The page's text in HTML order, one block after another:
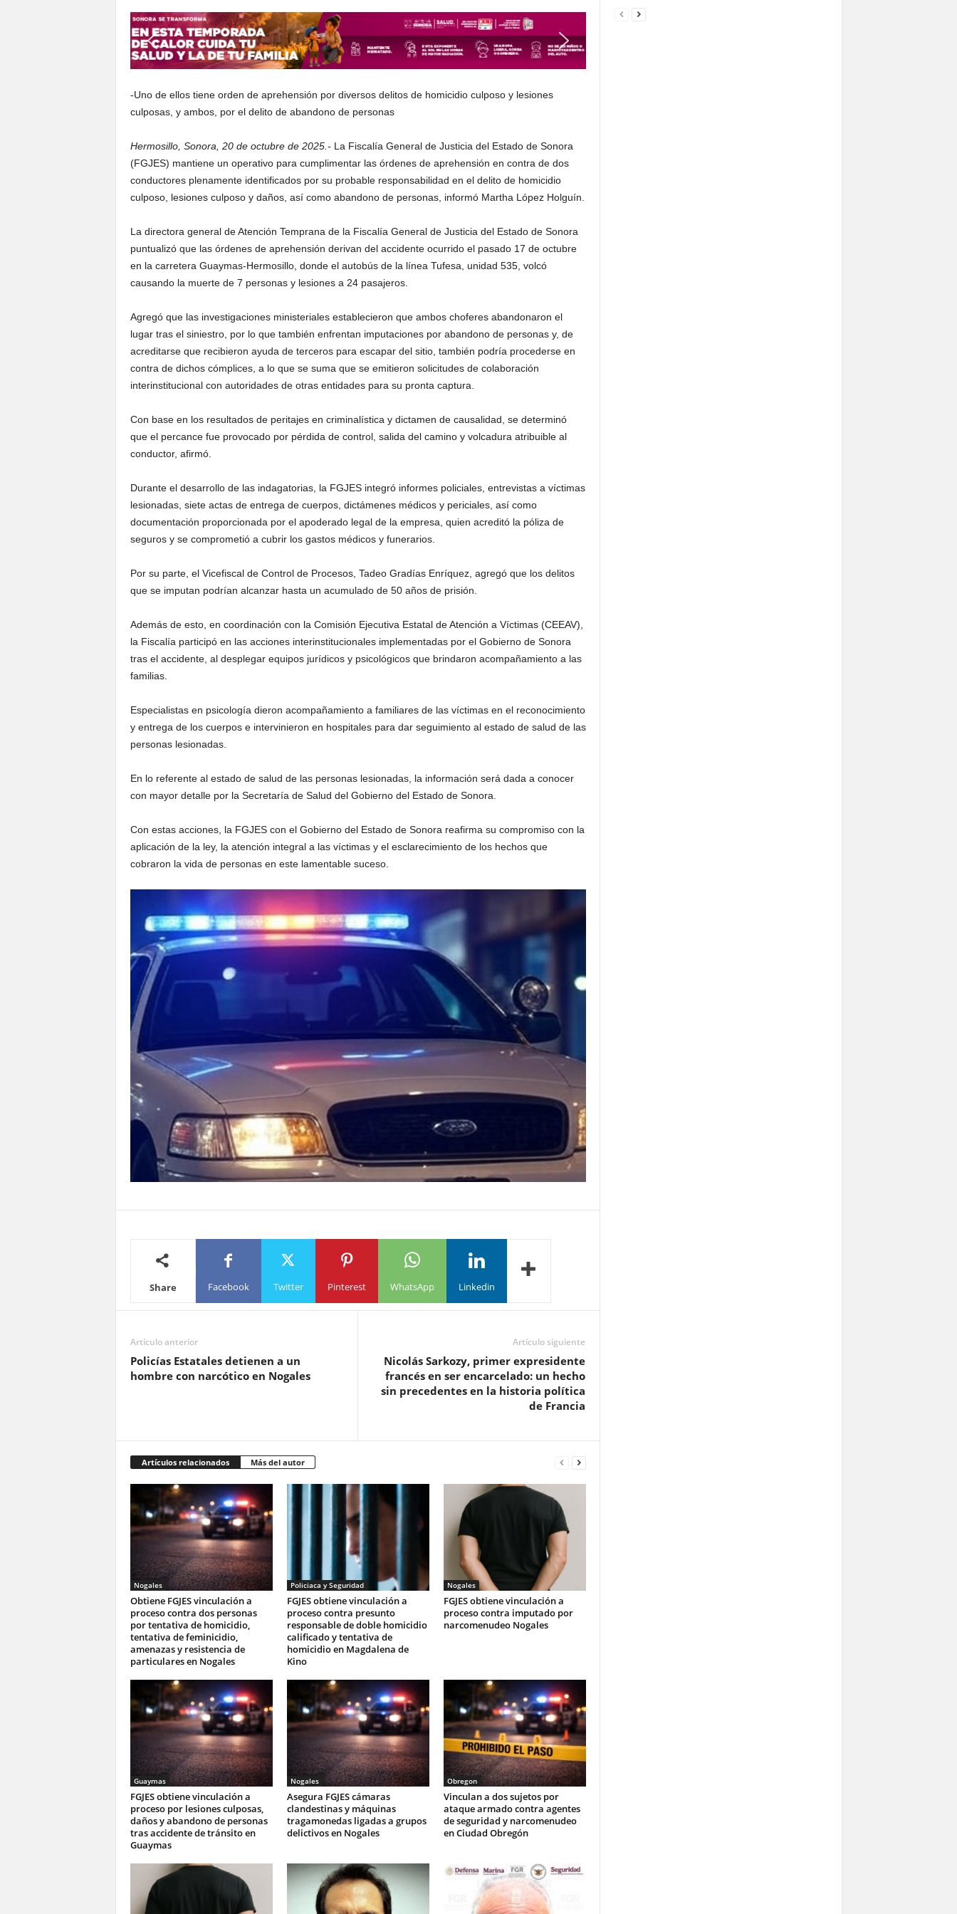
-Uno de ellos tiene orden de aprehensión por diversos delitos de homicidio culposo y lesiones
culposas, y ambos, por el delito de abandono de personas
Hermosillo, Sonora, 20 de octubre de 2025.-La Fiscalía General de Justicia del Estado de Sonora
(FGJES) mantiene un operativo para cumplimentar las órdenes de aprehensión en contra de dos
conductores plenamente identificados por su probable responsabilidad en el delito de homicidio
culposo, lesiones culposo y daños, así como abandono de personas, informó Martha López Holguín.
La directora general de Atención Temprana de la Fiscalía General de Justicia del Estado de Sonora
puntualizó que las órdenes de aprehensión derivan del accidente ocurrido el pasado 17 de octubre
en la carretera Guaymas-Hermosillo, donde el autobús de la línea Tufesa, unidad 535, volcó
causando la muerte de 7 personas y lesiones a 24 pasajeros.
Agregó que las investigaciones ministeriales establecieron que ambos choferes abandonaron el
lugar tras el siniestro, por lo que también enfrentan imputaciones por abandono de personas y, de
acreditarse que recibieron ayuda de terceros para escapar del sitio, también podría procederse en
contra de dichos cómplices, a lo que se suma que se emitieron solicitudes de colaboración
interinstitucional con autoridades de otras entidades para su pronta captura.
Con base en los resultados de peritajes en criminalística y dictamen de causalidad, se determinó
que el percance fue provocado por pérdida de control, salida del camino y volcadura atribuible al
conductor, afirmó.
Durante el desarrollo de las indagatorias, la FGJES integró informes policiales, entrevistas a víctimas
lesionadas, siete actas de entrega de cuerpos, dictámenes médicos y periciales, así como
documentación proporcionada por el apoderado legal de la empresa, quien acreditó la póliza de
seguros y se comprometió a cubrir los gastos médicos y funerarios.
Por su parte, el Vicefiscal de Control de Procesos, Tadeo Gradías Enríquez, agregó que los delitos
que se imputan podrían alcanzar hasta un acumulado de 50 años de prisión.
Además de esto, en coordinación con la Comisión Ejecutiva Estatal de Atención a Víctimas (CEEAV),
la Fiscalía participó en las acciones interinstitucionales implementadas por el Gobierno de Sonora
tras el accidente, al desplegar equipos jurídicos y psicológicos que brindaron acompañamiento a las
familias.
Especialistas en psicología dieron acompañamiento a familiares de las víctimas en el reconocimiento
y entrega de los cuerpos e intervinieron en hospitales para dar seguimiento al estado de salud de las
personas lesionadas.
En lo referente al estado de salud de las personas lesionadas, la información será dada a conocer
con mayor detalle por la Secretaría de Salud del Gobierno del Estado de Sonora.
Con estas acciones, la FGJES con el Gobierno del Estado de Sonora reafirma su compromiso con la
aplicación de la ley, la atención integral a las víctimas y el esclarecimiento de los hechos que
cobraron la vida de personas en este lamentable suceso.
Share Facebook Twitter Pinterest WhatsApp Linkedin
Artículo anterior
Policías Estatales detienen a un
hombre con narcótico en Nogales
Artículo siguiente
Nicolás Sarkozy, primer expresidente
francés en ser encarcelado: un hecho
sin precedentes en la historia política
de Francia
Artículos relacionados Más del autor
Nogales
Obtiene FGJES vinculación a
proceso contra dos personas
por tentativa de homicidio,
tentativa de feminicidio,
amenazas y resistencia de
particulares en Nogales
Policiaca y Seguridad
FGJES obtiene vinculación a
proceso contra presunto
responsable de doble homicidio
calificado y tentativa de
homicidio en Magdalena de
Kino
Nogales
FGJES obtiene vinculación a
proceso contra imputado por
narcomenudeo Nogales
Guaymas
FGJES obtiene vinculación a
proceso por lesiones culposas,
daños y abandono de personas
tras accidente de tránsito en
Guaymas
Nogales
Asegura FGJES cámaras
clandestinas y máquinas
tragamonedas ligadas a grupos
delictivos en Nogales
Obregon
Vinculan a dos sujetos por
ataque armado contra agentes
de seguridad y narcomenudeo
en Ciudad Obregón